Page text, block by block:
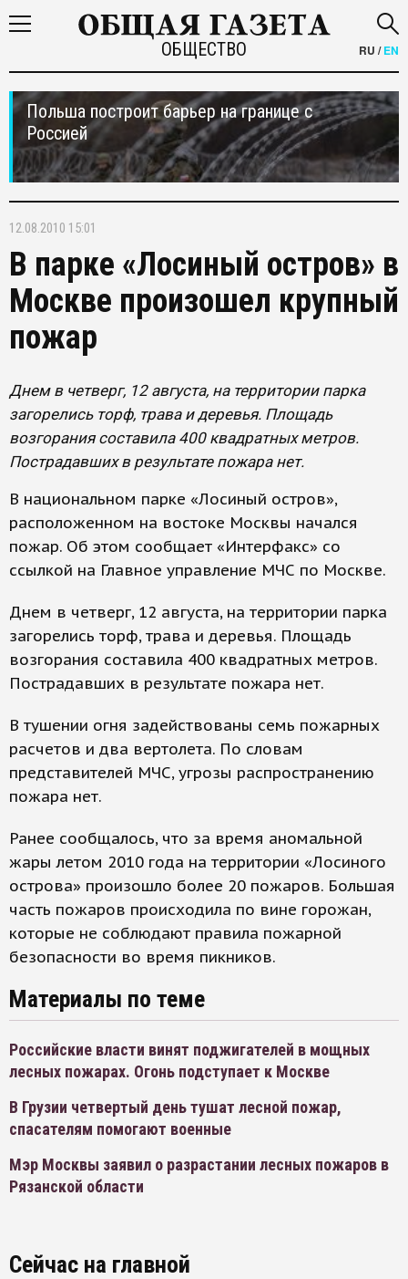
ОБЩЕСТВО RU /EN
Польша построит барьер на границе с
Россией
12.08.2010 15:01
В парке «Лосиный остров» в
Москве произошел крупный
пожар
Днем в четверг, 12 августа, на территории парка
загорелись торф, трава и деревья. Площадь
возгорания составила 400 квадратных метров.
Пострадавших в результате пожара нет.
В национальном парке «Лосиный остров»,
расположенном на востоке Москвы начался
пожар. Об этом сообщает «Интерфакс» со
ссылкой на Главное управление МЧС по Москве.
Днем в четверг, 12 августа, на территории парка
загорелись торф, трава и деревья. Площадь
возгорания составила 400 квадратных метров.
Пострадавших в результате пожара нет.
В тушении огня задействованы семь пожарных
расчетов и два вертолета. По словам
представителей МЧС, угрозы распространению
пожара нет.
Ранее сообщалось, что за время аномальной
жары летом 2010 года на территории «Лосиного
острова» произошло более 20 пожаров. Большая
часть пожаров происходила по вине горожан,
которые не соблюдают правила пожарной
безопасности во время пикников.
Материалы по теме
Российские власти винят поджигателей в мощных
лесных пожарах. Огонь подступает к Москве
В Грузии четвертый день тушат лесной пожар,
спасателям помогают военные
Мэр Москвы заявил о разрастании лесных пожаров в
Рязанской области
Сейчас на главной